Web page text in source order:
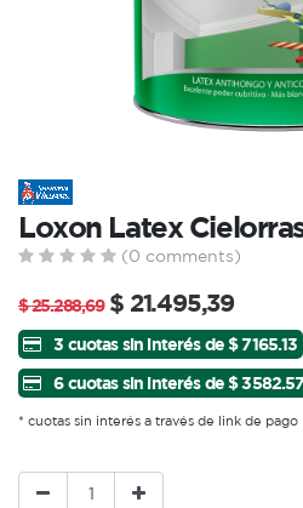
Loxon Latex
(0 comments)
$25.288,69 $ 21.495,39
3 cuotas sin interés de $ 7165.13
6 cuotas sin interés de $ 3582.57
* cuotas sin interés a través de link de pago